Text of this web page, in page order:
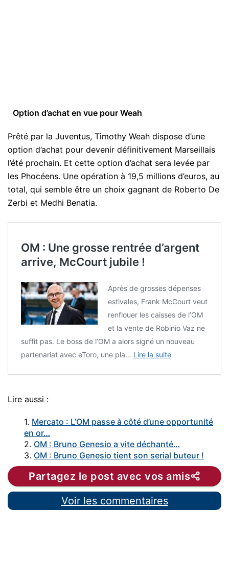
Option d’achat en vue pour Weah
Prêté par la Juventus, Timothy Weah dispose d’une
option d’achat pour devenir définitivement Marseillais
l’été prochain. Et cette option d’achat sera levée par
les Phocéens. Une opération à 19,5 millions d’euros, au
total, qui semble être un choix gagnant de Roberto De
Zerbi et Medhi Benatia.
OM : Une grosse rentrée d’argent
arrive, McCourt jubile !
Après de grosses dépenses
estivales, Frank McCourt veut
renflouer les caisses de l’OM
et la vente de Robinio Vaz ne
suffit pas. Le boss de l’OM a alors signé un nouveau
partenariat avec eToro, une pla… Lire la suite
Lire aussi :
1. Mercato : L’OM passe à côté d’une opportunité
en or…
2. OM : Bruno Genesio a vite déchanté…
3. OM : Bruno Genesio tient son serial buteur !
Partagez le post avec vos amis
Voir les commentaires